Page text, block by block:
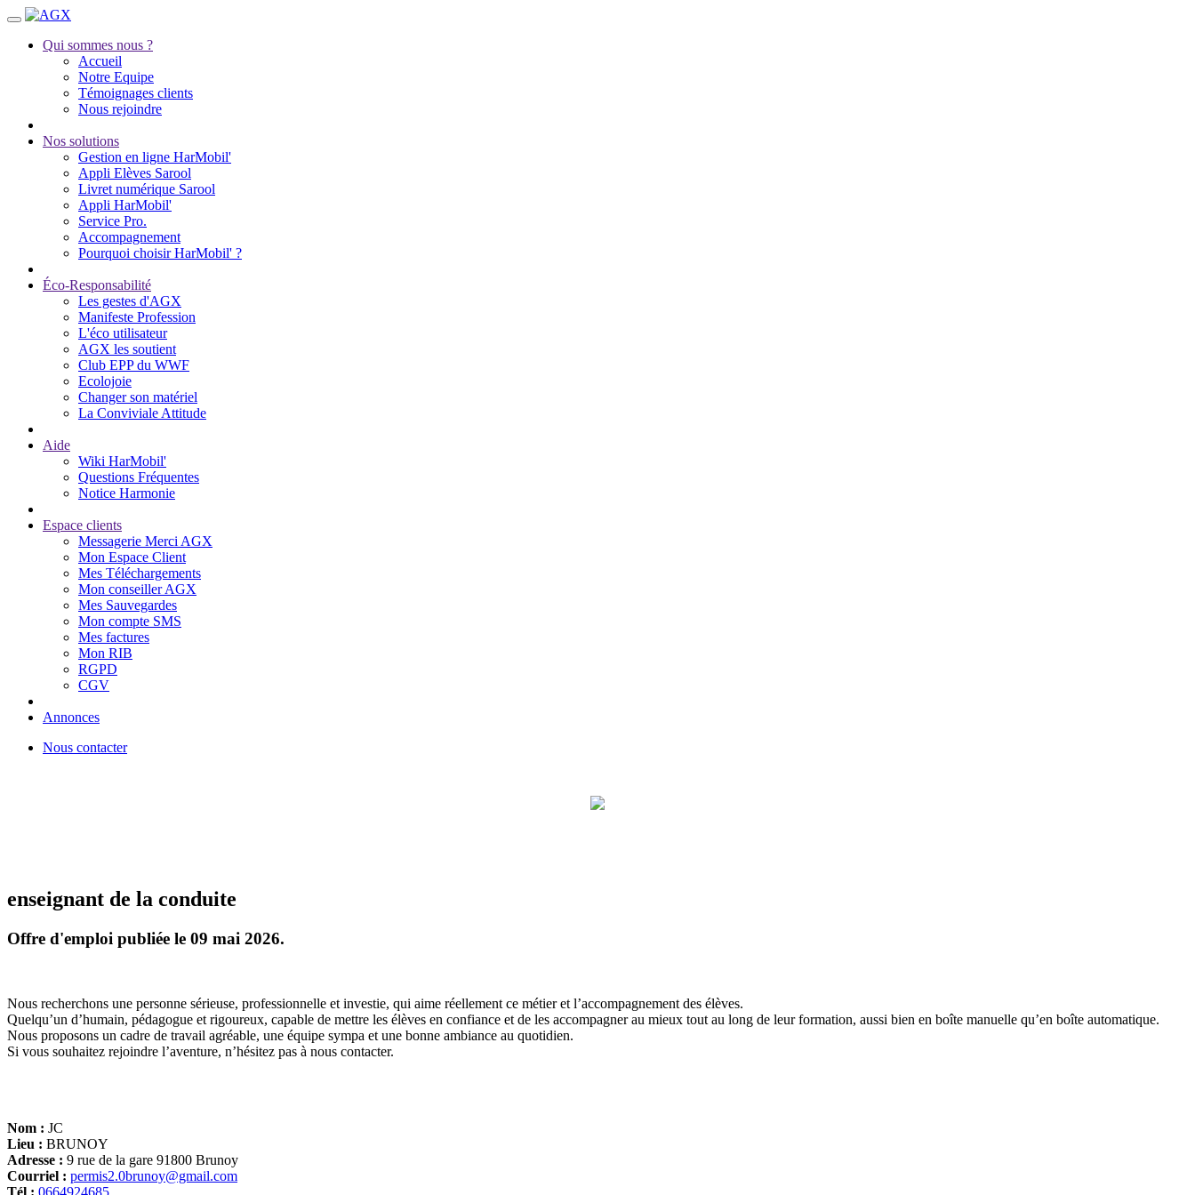
Qui sommes nous ?
Accueil
Notre Equipe
Témoignages clients
Nous rejoindre
Nos solutions
Gestion en ligne HarMobil'
Appli Elèves Sarool
Livret numérique Sarool
Appli HarMobil'
Service Pro.
Accompagnement
Pourquoi choisir HarMobil' ?
Éco-Responsabilité
Les gestes d'AGX
Manifeste Profession
L'éco utilisateur
AGX les soutient
Club EPP du WWF
Ecolojoie
Changer son matériel
La Conviviale Attitude
Aide
Wiki HarMobil'
Questions Fréquentes
Notice Harmonie
Espace clients
Messagerie Merci AGX
Mon Espace Client
Mes Téléchargements
Mon conseiller AGX
Mes Sauvegardes
Mon compte SMS
Mes factures
Mon RIB
RGPD
CGV
Annonces
Nous contacter
enseignant de la conduite
Offre d'emploi publiée le 09 mai 2026.
Nous recherchons une personne sérieuse, professionnelle et investie, qui aime réellement ce métier et l’accompagnement des élèves.
Quelqu’un d’humain, pédagogue et rigoureux, capable de mettre les élèves en confiance et de les accompagner au mieux tout au long de leur formation, aussi bien en boîte manuelle qu’en boîte automatique.
Nous proposons un cadre de travail agréable, une équipe sympa et une bonne ambiance au quotidien.
Si vous souhaitez rejoindre l’aventure, n’hésitez pas à nous contacter.
Nom : JC
Lieu : BRUNOY
Adresse : 9 rue de la gare 91800 Brunoy
Courriel : permis2.0brunoy@gmail.com
Tél : 0664924685